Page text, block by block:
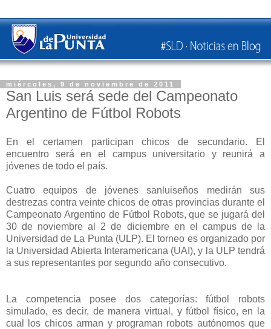
miércoles, 9 de noviembre de 2011
San Luis será sede del Campeonato
Argentino de Fútbol Robots
En el certamen participan chicos de secundario. El
encuentro será en el campus universitario y reunirá a
jóvenes de todo el país.
Cuatro equipos de jóvenes sanluiseños medirán sus
destrezas contra veinte chicos de otras provincias durante el
Campeonato Argentino de Fútbol Robots, que se jugará del
30 de noviembre al 2 de diciembre en el campus de la
Universidad de La Punta (ULP). El torneo es organizado por
la Universidad Abierta Interamericana (UAI), y la ULP tendrá
a sus representantes por segundo año consecutivo.
La competencia posee dos categorías: fútbol robots
simulado, es decir, de manera virtual, y fútbol físico, en la
cual los chicos arman y programan robots autónomos que